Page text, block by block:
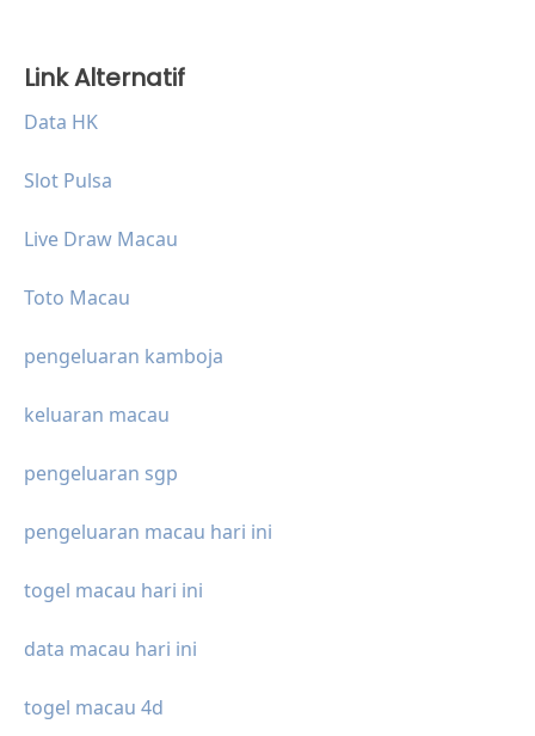
Link Alternatif
Data HK
Slot Pulsa
Live Draw Macau
Toto Macau
pengeluaran kamboja
keluaran macau
pengeluaran sgp
pengeluaran macau hari ini
togel macau hari ini
data macau hari ini
togel macau 4d